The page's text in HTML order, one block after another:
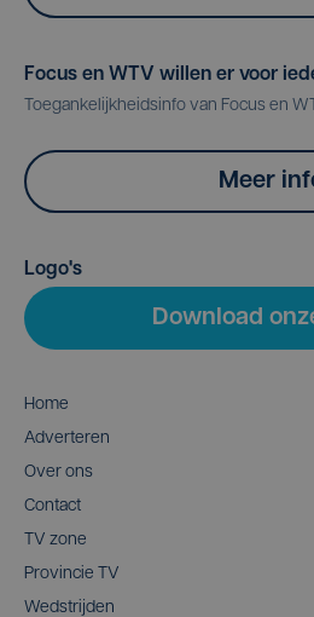
Focus en WTV willen er voor
Toegankelijkheidsinfo van Focus en
Meer
Logo's
Download
Home
Adverteren
Over ons
Contact
TV zone
Provincie TV
Wedstrijden